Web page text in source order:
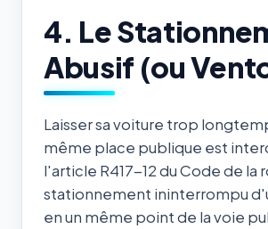
4. Le
Abusif (ou
Laisser sa voiture trop
même place publique est
l'article R417-12 du Code de la
stationnement ininterrompu
en un même point de la voie